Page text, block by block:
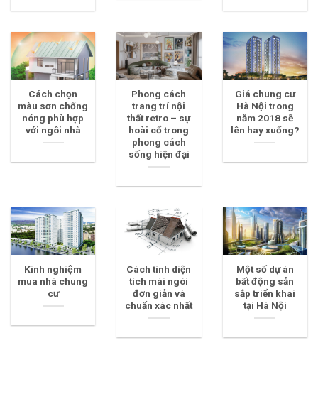
Cách chọn
màu sơn chống
nóng phù hợp
với ngôi nhà
Phong cách
trang trí nội
thất retro – sự
hoài cổ trong
phong cách
sống hiện đại
Giá chung cư
Hà Nội trong
năm 2018 sẽ
lên hay xuống?
Kinh nghiệm
mua nhà chung
cư
Cách tính diện
tích mái ngói
đơn giản và
chuẩn xác nhất
Một số dự án
bất động sản
sắp triển khai
tại Hà Nội